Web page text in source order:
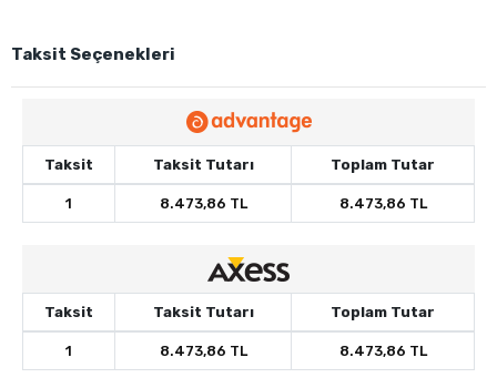
Taksit Seçenekleri
Taksit Taksit Tutarı Toplam Tutar
1 8.473,86 TL 8.473,86 TL
Taksit Taksit Tutarı Toplam Tutar
1 8.473,86 TL 8.473,86 TL